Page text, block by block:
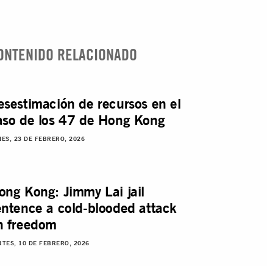
RELACIONADO
de recursos en el
de los 47 de Hong Kong
23 DE FEBRERO, 2026
Kong: Jimmy Lai jail
a cold-blooded attack
freedom
10 DE FEBRERO, 2026